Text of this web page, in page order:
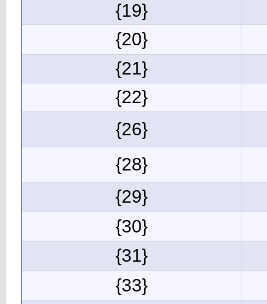
{19}
{20}
{21}
{22}
{26}
{28}
{29}
{30}
{31}
{33}